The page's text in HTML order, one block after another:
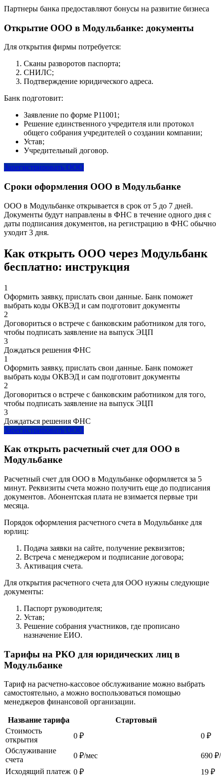
Партнеры банка предоставляют бонусы на развитие бизнеса
Открытие ООО в Модульбанке: документы
Для открытия фирмы потребуется:
Сканы разворотов паспорта;
СНИЛС;
Подтверждение юридического адреса.
Банк подготовит:
Заявление по форме Р11001;
Решение единственного учредителя или протокол
общего собрания учредителей о создании компании;
Устав;
Учредительный договор.
Зарегистрировать ООО
Сроки оформления ООО в Модульбанке
ООО в Модульбанке открывается в срок от 5 до 7 дней.
Документы будут направлены в ФНС в течение одного дня с
даты подписания документов, на регистрацию в ФНС обычно
уходит 3 дня.
Как открыть ООО через Модульбанк
бесплатно: инструкция
1
Оформить заявку, прислать свои данные. Банк поможет
выбрать коды ОКВЭД и сам подготовит документы
2
Договориться о встрече с банковским работником для того,
чтобы подписать заявление на выпуск ЭЦП
3
Дождаться решения ФНС
1
Оформить заявку, прислать свои данные. Банк поможет
выбрать коды ОКВЭД и сам подготовит документы
2
Договориться о встрече с банковским работником для того,
чтобы подписать заявление на выпуск ЭЦП
3
Дождаться решения ФНС
Зарегистрировать ООО
Как открыть расчетный счет для ООО в
Модульбанке
Расчетный счет для ООО в Модульбанке оформляется за 5
минут. Реквизиты счета можно получить еще до подписания
документов. Абонентская плата не взимается первые три
месяца.
Порядок оформления расчетного счета в Модульбанке для
юрлиц:
Подача заявки на сайте, получение реквизитов;
Встреча с менеджером и подписание договора;
Активация счета.
Для открытия расчетного счета для ООО нужны следующие
документы:
Паспорт руководителя;
Устав;
Решение собрания участников, где прописано
назначение ЕИО.
Тарифы на РКО для юридических лиц в
Модульбанке
Тариф на расчетно-кассовое обслуживание можно выбрать
самостоятельно, а можно воспользоваться помощью
менеджеров финансовой организации.
Название тарифа
Стартовый
Стоимость
открытия
0 ₽
0 ₽
Обслуживание
счета
0 ₽/мес
690
Исходящий платеж 0 ₽ 19 ₽